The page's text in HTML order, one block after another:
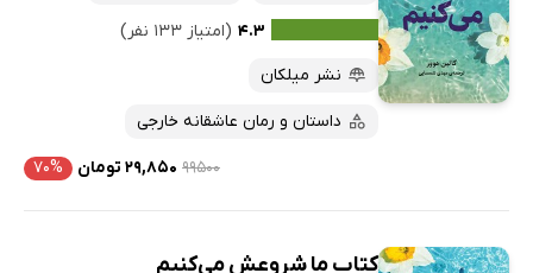
۴.۳ (امتیاز ۱۳۳ نفر)
نشر میلکان
داستان و رمان عاشقانه خارجی
۹۹۵۰۰ ۲۹,۸۵۰ تومان ۷۰%
کتاب ما شروعش می‌کنیم